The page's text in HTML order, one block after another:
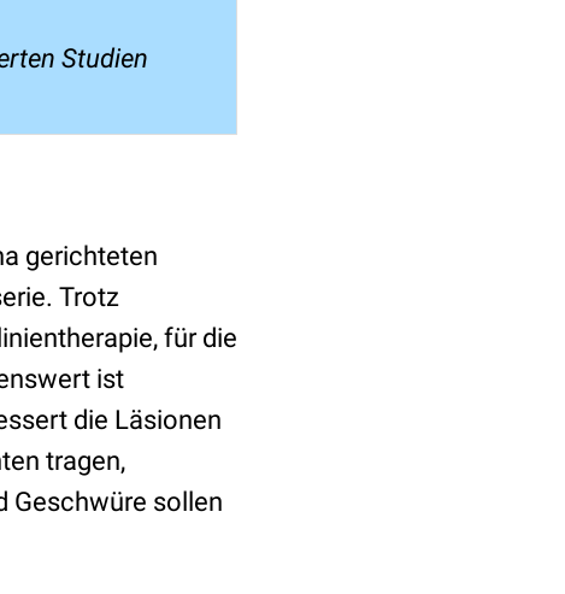
Studien
gerichteten
Trotz
für die
ist
die Läsionen
tragen,
Geschwüre sollen